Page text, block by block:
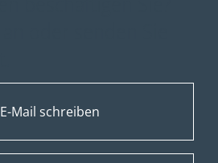
E-Mail schreiben